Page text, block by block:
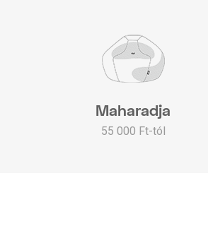
Maharadja
55 000 Ft-tól